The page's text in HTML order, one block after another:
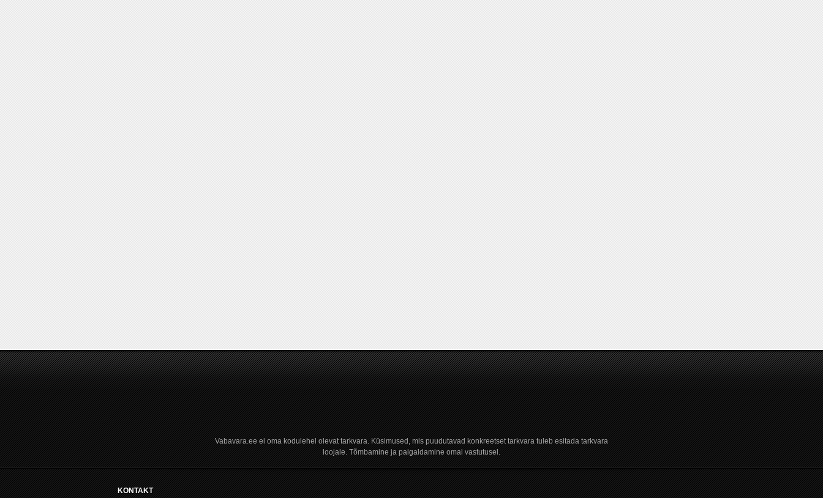
Vabavara.ee ei oma kodulehel olevat tarkvara. Küsimused, mis puudutavad konkreetset tarkvara tuleb esitada tarkvara
loojale. Tõmbamine ja paigaldamine omal vastutusel.
KONTAKT